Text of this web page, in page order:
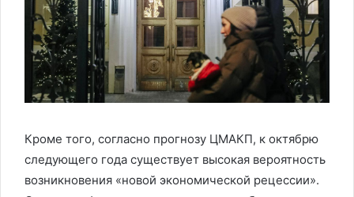
Кроме того, согласно прогнозу ЦМАКП, к октябрю
следующего года существует высокая вероятность
возникновения «новой экономической рецессии».